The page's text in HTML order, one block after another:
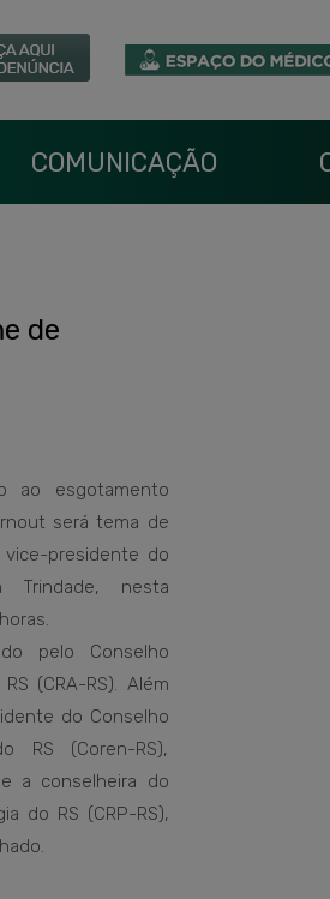
COMUNICAÇÃO
de
ao esgotamento
será tema de
presidente do
Trindade, nesta
pelo Conselho
(CRA-RS). Além
do Conselho
RS (Coren-RS),
e a conselheira do
do RS (CRP-RS),